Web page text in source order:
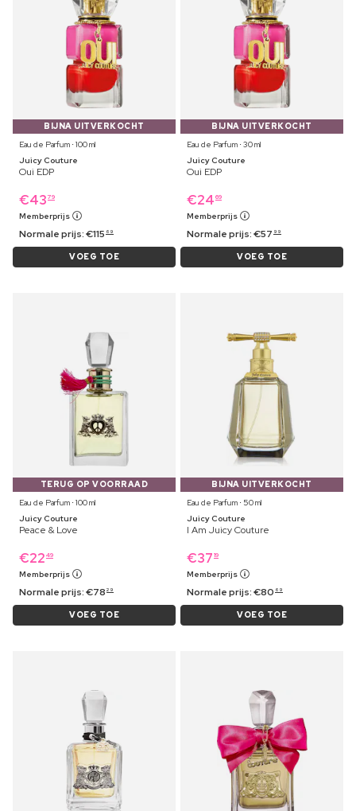
BIJNA UITVERKOCHT
Eau de Parfum ⋅ 100 ml
Juicy Couture
Oui EDP
€43 79
Memberprijs
Normale prijs:€115 69
VOEG TOE
BIJNA UITVERKOCHT
Eau de Parfum ⋅ 30 ml
Juicy Couture
Oui EDP
€24 69
Memberprijs
Normale prijs:€57 99
VOEG TOE
TERUG OP VOORRAAD
Eau de Parfum ⋅ 100 ml
Juicy Couture
Peace & Love
€22 49
Memberprijs
Normale prijs:€78 29
VOEG TOE
BIJNA UITVERKOCHT
Eau de Parfum ⋅ 50 ml
Juicy Couture
I Am Juicy Couture
€37 19
Memberprijs
Normale prijs:€80 69
VOEG TOE